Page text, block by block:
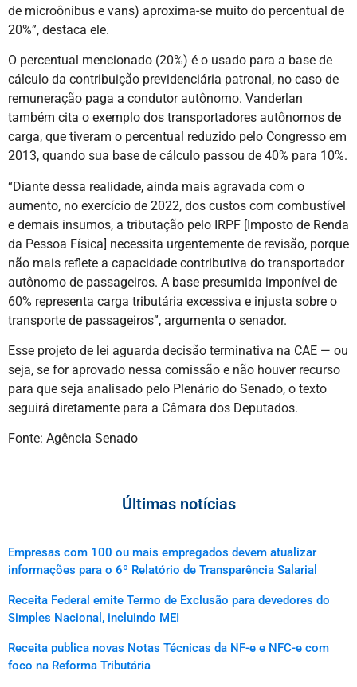
de microônibus e vans) aproxima-se muito do percentual de
20%”, destaca ele.
O percentual mencionado (20%) é o usado para a base de
cálculo da contribuição previdenciária patronal, no caso de
remuneração paga a condutor autônomo. Vanderlan
também cita o exemplo dos transportadores autônomos de
carga, que tiveram o percentual reduzido pelo Congresso em
2013, quando sua base de cálculo passou de 40% para 10%.
“Diante dessa realidade, ainda mais agravada com o
aumento, no exercício de 2022, dos custos com combustível
e demais insumos, a tributação pelo IRPF [Imposto de Renda
da Pessoa Física] necessita urgentemente de revisão, porque
não mais reflete a capacidade contributiva do transportador
autônomo de passageiros. A base presumida imponível de
60% representa carga tributária excessiva e injusta sobre o
transporte de passageiros”, argumenta o senador.
Esse projeto de lei aguarda decisão terminativa na CAE — ou
seja, se for aprovado nessa comissão e não houver recurso
para que seja analisado pelo Plenário do Senado, o texto
seguirá diretamente para a Câmara dos Deputados.
Fonte: Agência Senado
Últimas notícias
Empresas com 100 ou mais empregados devem atualizar
informações para o 6º Relatório de Transparência Salarial
Receita Federal emite Termo de Exclusão para devedores do
Simples Nacional, incluindo MEI
Receita publica novas Notas Técnicas da NF-e e NFC-e com
foco na Reforma Tributária